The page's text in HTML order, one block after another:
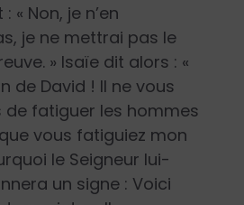
« Non, je n’en
je ne mettrai pas le
» Isaïe dit alors : «
de David ! Il ne vous
fatiguer les hommes
vous fatiguiez mon
le Seigneur lui-
un signe : Voici